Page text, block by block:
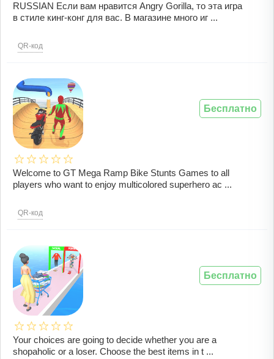
RUSSIAN Если вам нравится Angry Gorilla, то эта игра
в стиле кинг-конг для вас. В магазине много иг ...
QR-код
Welcome to GT Mega Ramp Bike Stunts Games to all
players who want to enjoy multicolored superhero ac ...
QR-код
Бесплатно
Your choices are going to decide whether you are a
shopaholic or a loser. Choose the best items in t ...
Бесплатно